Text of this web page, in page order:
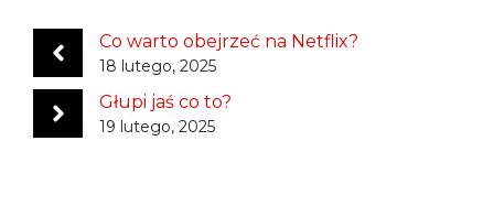
Co warto obejrzeć na Netflix?
18 lutego, 2025
Głupi jaś co to?
19 lutego, 2025